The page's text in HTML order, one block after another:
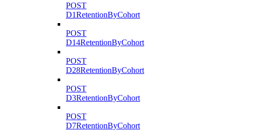
POST
D1RetentionByCohort
POST
D14RetentionByCohort
POST
D28RetentionByCohort
POST
D3RetentionByCohort
POST
D7RetentionByCohort